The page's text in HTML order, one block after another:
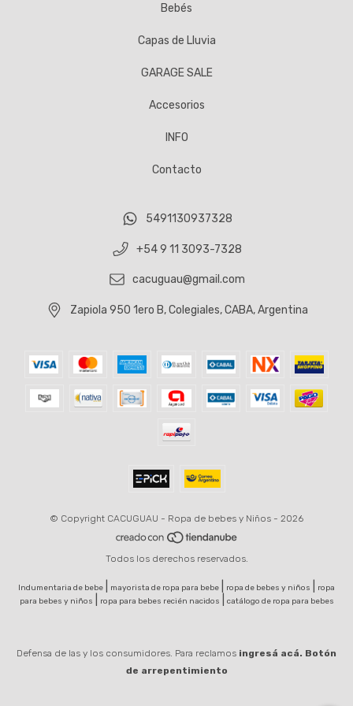
Bebés
Capas de Lluvia
GARAGE SALE
Accesorios
INFO
Contacto
5491130937328
+54 9 11 3093-7328
cacuguau@gmail.com
Zapiola 950 1ero B, Colegiales, CABA, Argentina
© Copyright CACUGUAU - Ropa de bebes y Niños - 2026
Todos los derechos reservados.
Indumentaria de bebe mayorista de ropa para bebe ropa de bebes y niños
ropa
para bebes y niños
ropa para bebes recién nacidos catálogo de ropa para bebes
Defensa de las y los consumidores. Para reclamos ingresá acá. Botón
de arrepentimiento